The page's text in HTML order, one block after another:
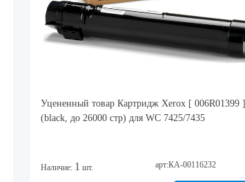
Уцененный товар Картридж Xerox [ 006R01399 ]
(black, до 26000 стр) для WC 7425/7435
Наличие: 1 шт. арт:КА-00116232